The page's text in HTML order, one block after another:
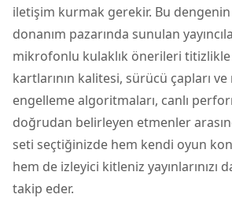
iletişim kurmak gerekir. Bu
donanım pazarında sunulan
mikrofonlu kulaklık önerileri titizlikle
kartlarının kalitesi, sürücü çapları
engelleme algoritmaları, canlı
doğrudan belirleyen etmenler
seti seçtiğinizde hem kendi oyun
hem de izleyici kitleniz yayınlarınızı
takip eder.